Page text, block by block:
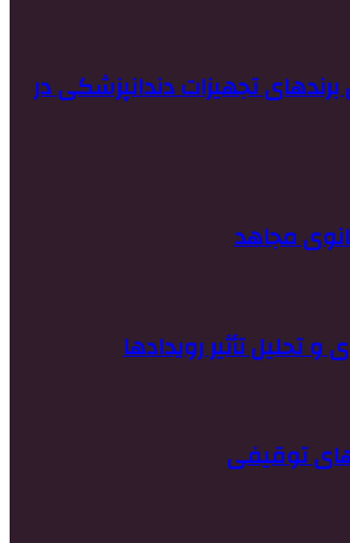
تجهیزات دندانپزشکی در
مجاهد
تحلیل تأثیر رویدادها
توقیفی